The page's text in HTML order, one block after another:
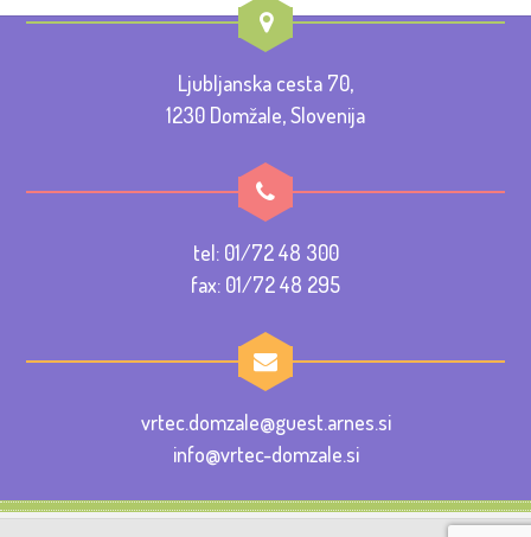
Ljubljanska cesta 70,
1230 Domžale, Slovenija
tel: 01/72 48 300
fax: 01/72 48 295
vrtec.domzale@guest.arnes.si
info@vrtec-domzale.si